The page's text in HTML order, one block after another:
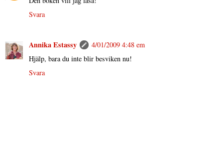
Svara
Annika Estassy
4/01/2009 4:48 em
Hjälp, bara du inte blir besviken nu!
Svara